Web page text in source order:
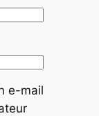
e-mail